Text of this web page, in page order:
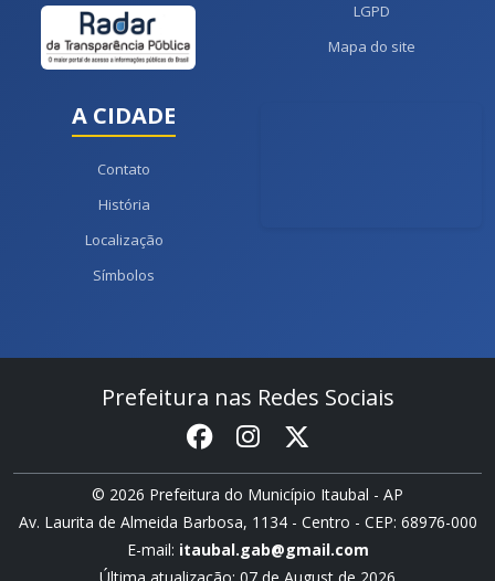
LGPD
Mapa do site
A CIDADE
Contato
História
Localização
Símbolos
Prefeitura nas Redes Sociais
© 2026 Prefeitura do Município Itaubal - AP
Av. Laurita de Almeida Barbosa, 1134 - Centro - CEP: 68976-000
E-mail: itaubal.gab@gmail.com